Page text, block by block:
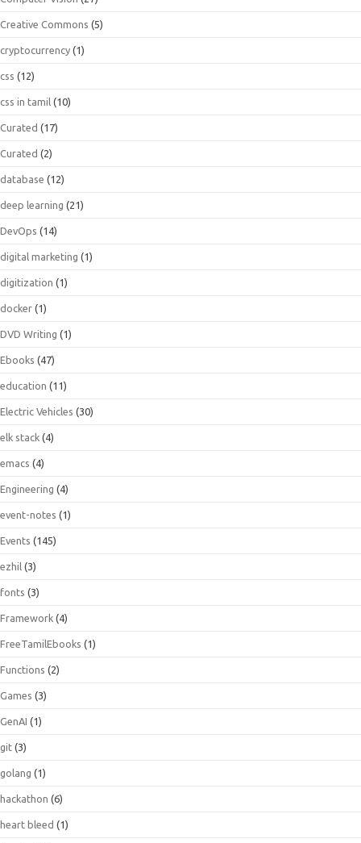
Creative Commons (5)
cryptocurrency (1)
css (12)
css in tamil (10)
Curated (17)
Curated (2)
database (12)
deep learning (21)
DevOps (14)
digital marketing (1)
digitization (1)
docker (1)
DVD Writing (1)
Ebooks (47)
education (11)
Electric Vehicles (30)
elk stack (4)
emacs (4)
Engineering (4)
event-notes (1)
Events (145)
ezhil (3)
fonts (3)
Framework (4)
FreeTamilEbooks (1)
Functions (2)
Games (3)
GenAI (1)
git (3)
golang (1)
hackathon (6)
heart bleed (1)